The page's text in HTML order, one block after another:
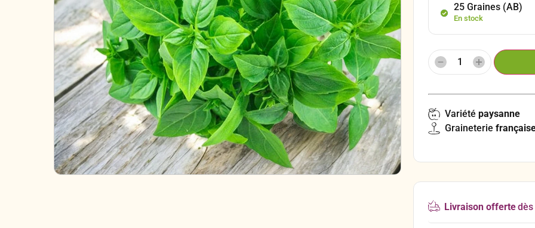
25 Graines (AB)
En stock
Variété paysanne
Graineterie
Livraison offertedès